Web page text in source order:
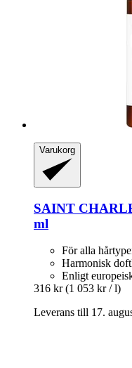
Varukorg
SAINT
ml
För alla
Harmonisk
Enligt
316 kr (1 053 kr / l)
Leverans till 17.